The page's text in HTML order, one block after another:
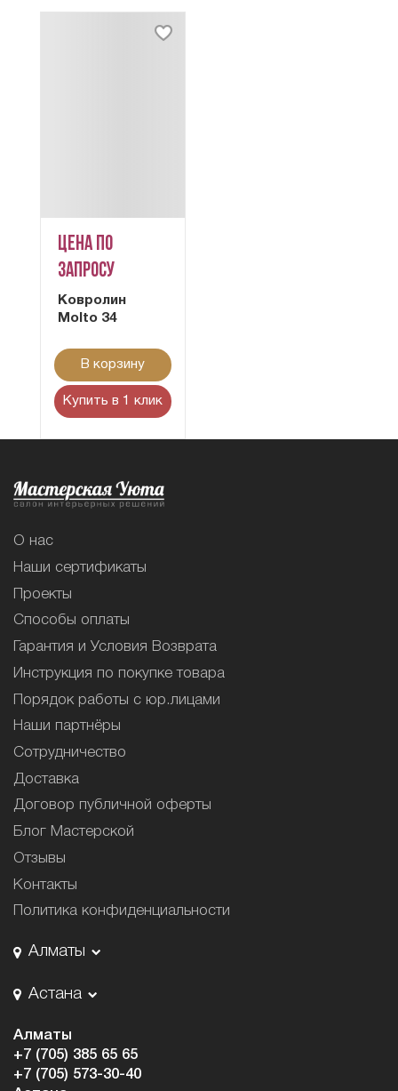
Цена по
запросу
Ковролин
Molto 34
В корзину
Купить в 1 клик
О нас
Наши сертификаты
Проекты
Способы оплаты
Гарантия и Условия Возврата
Инструкция по покупке товара
Порядок работы с юр.лицами
Наши партнёры
Сотрудничество
Доставка
Договор публичной оферты
Блог Мастерской
Отзывы
Контакты
Политика конфиденциальности
Алматы
Астана
Алматы
+7 (705) 385 65 65
+7 (705) 573-30-40